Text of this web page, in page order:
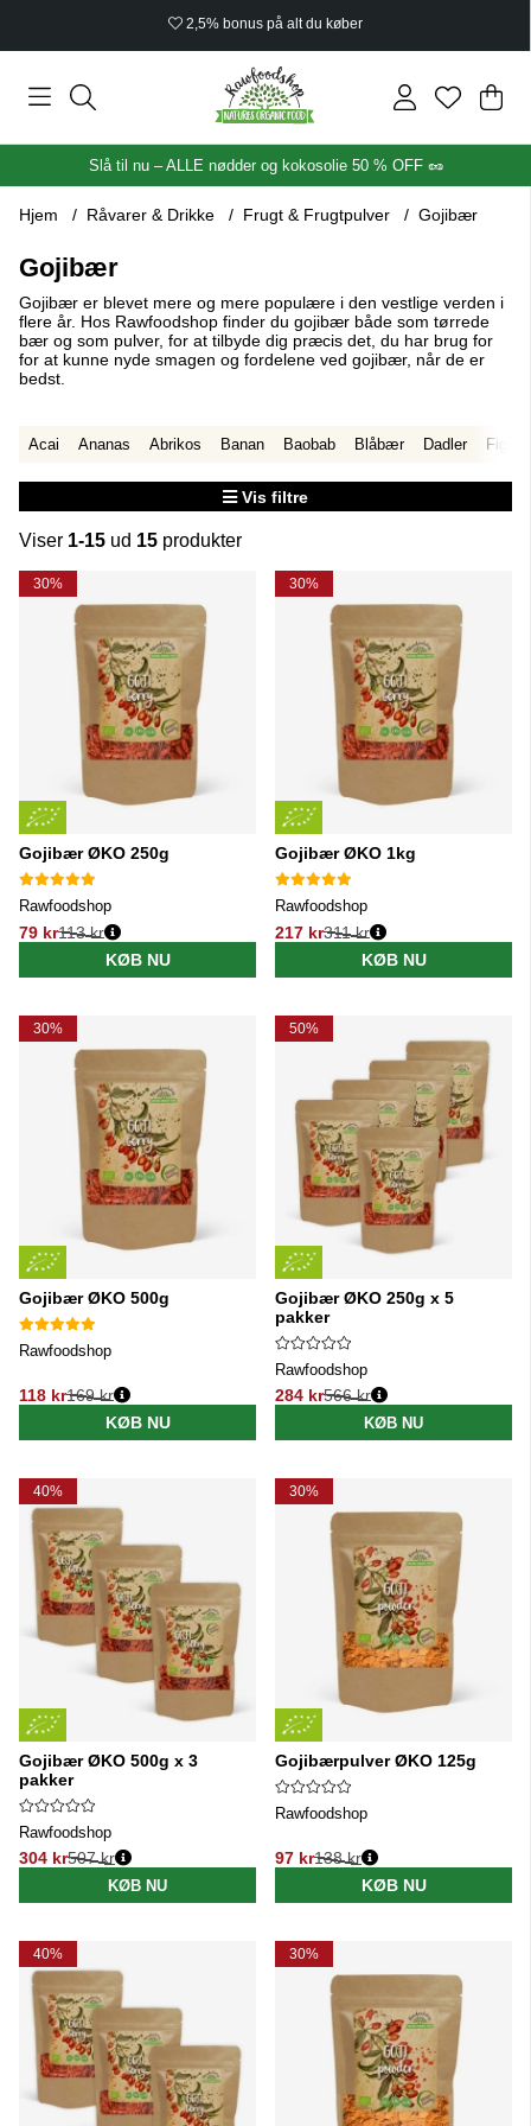
2,5% bonus på alt du køber
.
Slå til nu – ALLE nødder og kokosolie 50 % OFF 🥜
Hjem Råvarer & Drikke Frugt & Frugtpulver Gojibær
Gojibær
Gojibær er blevet mere og mere populære i den vestlige verden i
flere år. Hos Rawfoodshop finder du gojibær både som tørrede
bær og som pulver, for at tilbyde dig præcis det, du har brug for
for at kunne nyde smagen og fordelene ved gojibær, når de er
bedst.
Acai Ananas Abrikos Banan Baobab Blåbær Dadler Figner
Vis filtre
Viser 1-15 ud 15 produkter
Produkter
30%
Gojibær ØKO 250g
Rawfoodshop
79 kr
Normalpris:
113 kr
KØB NU
30%
Gojibær ØKO 1kg
Rawfoodshop
217 kr
Normalpris:
311 kr
KØB NU
30%
Gojibær ØKO 500g
Rawfoodshop
118 kr
Normalpris:
169 kr
KØB NU
50%
Gojibær ØKO 250g x 5
pakker
Rawfoodshop
284 kr
Normalpris:
566 kr
KØB NU
40%
Gojibær ØKO 500g x 3
pakker
Rawfoodshop
304 kr
Normalpris:
507 kr
KØB NU
30%
Gojibærpulver ØKO 125g
Rawfoodshop
97 kr
Normalpris:
138 kr
KØB NU
40% 30%